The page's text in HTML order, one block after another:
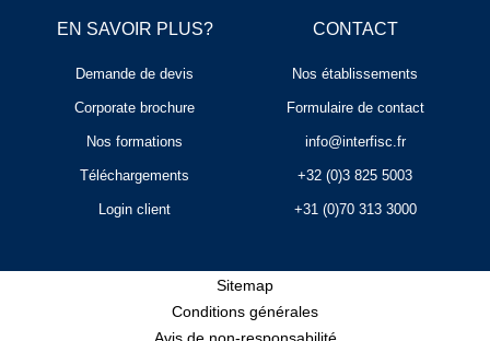
CONTACT
Nos établissements
Formulaire de contact
info@interfisc.fr
+32 (0)3 825 5003
+31 (0)70 313 3000
EN SAVOIR PLUS?
Demande de devis
Corporate brochure
Nos formations
Téléchargements
Login client
Sitemap
Conditions générales